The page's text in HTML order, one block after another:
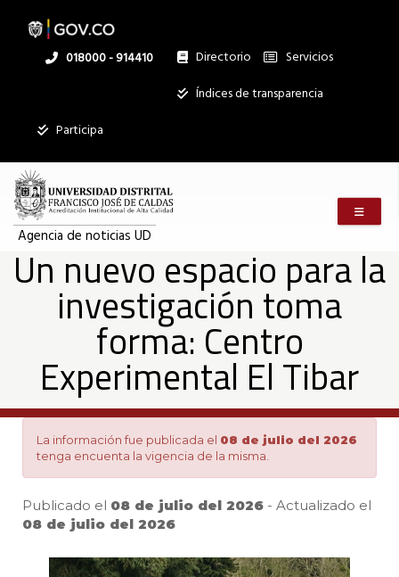
Un
nuevo
espacio
para
la
investigación
toma
forma:
Centro
Experimental
contenido
Linea
018000 - 914410 Directorio
Institucional
Servicios
Índices de transparencia
Participa
Agencia de noticias UD
Un nuevo espacio para la
investigación toma
forma: Centro
Experimental El Tibar
La información fue publicada el 08 de julio del 2026
tenga encuenta la vigencia de la misma.
Publicado el 08 de julio del 2026 - Actualizado el
08 de julio del 2026